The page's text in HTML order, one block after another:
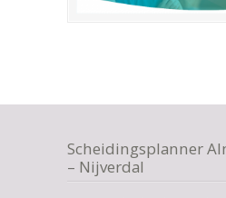
Scheidingsplanner
– Nijverdal